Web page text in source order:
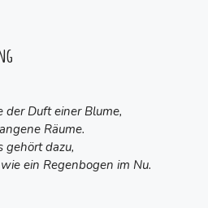
der Duft einer Blume,
Räume.
gehört dazu,
ein Regenbogen im Nu.